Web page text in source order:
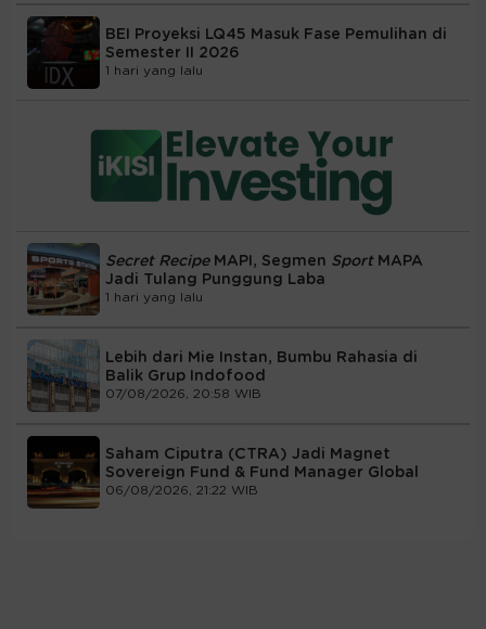
BEI Proyeksi LQ45 Masuk Fase Pemulihan di
Semester II 2026
1 hari yang lalu
Secret RecipeMAPI, Segmen Sport MAPA
Jadi Tulang Punggung Laba
1 hari yang lalu
Lebih dari Mie Instan, Bumbu Rahasia di
Balik Grup Indofood
07/08/2026, 20:58 WIB
Saham Ciputra (CTRA) Jadi Magnet
Sovereign Fund & Fund Manager Global
06/08/2026, 21:22 WIB